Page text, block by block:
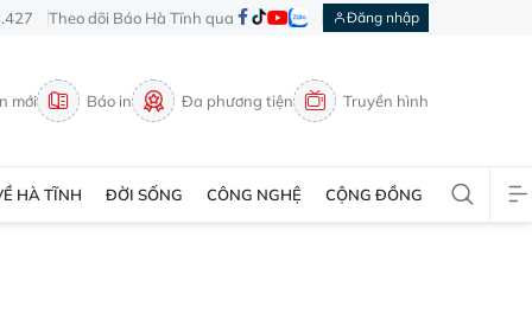
Theo dõi Báo Hà Tĩnh qua Đăng nhập
mới Báo in Đa phương tiện Truyền hình
HÀ TĨNH ĐỜI SỐNG CÔNG NGHỆ CỘNG ĐỒNG